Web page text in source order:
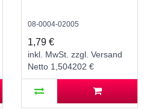
08-0004-02005
1,79 €
inkl. MwSt. zzgl. Versand
Netto 1,504202 €